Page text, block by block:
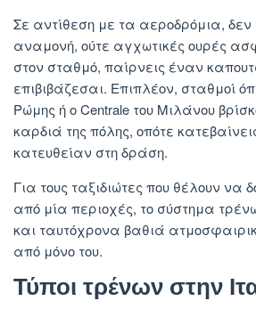
Σε αντίθεση με τα αεροδρόμια,
αναμονή, ούτε αγχωτικές ουρές
στον σταθμό, παίρνεις έναν
επιβιβάζεσαι. Επιπλέον, σταθμοί
Ρώμης ή ο Centrale του Μιλάνου
καρδιά της πόλης, οπότε
κατευθείαν στη δράση.
Για τους ταξιδιώτες που θέλουν να
από μία περιοχές, το σύστημα
και ταυτόχρονα βαθιά
από μόνο του.
Τύποι τρένων στην